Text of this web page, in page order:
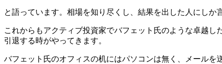
と語っています。相場を知り尽くし、結果を出した人にしか
これからもアクティブ投資家でバフェット氏のような卓越
引退する時がやってきます。
バフェット氏のオフィスの机にはパソコンは無く、メール